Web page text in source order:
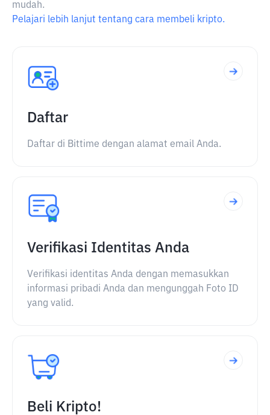
mudah.
Pelajari lebih lanjut tentang cara membeli kripto.
Daftar
Daftar di Bittime dengan alamat email Anda.
Verifikasi Identitas Anda
Verifikasi identitas Anda dengan memasukkan
informasi pribadi Anda dan mengunggah Foto ID
yang valid.
Beli Kripto!